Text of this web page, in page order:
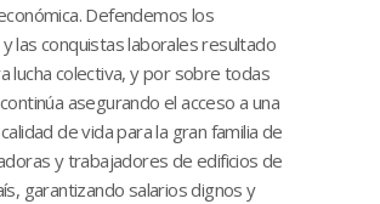
Defendemos los
las conquistas laborales resultado
lucha colectiva, y por sobre todas
asegurando el acceso a una
de vida para la gran familia de
y trabajadores de edificios de
garantizando salarios dignos y